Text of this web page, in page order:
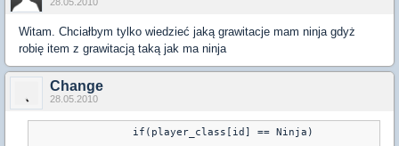
Witam. Chciałbym tylko wiedzieć jaką grawitacje mam ninja gdyż
robię item z grawitacją taką jak ma ninja
Change
28.05.2010
		if(player_class[id] == Ninja)